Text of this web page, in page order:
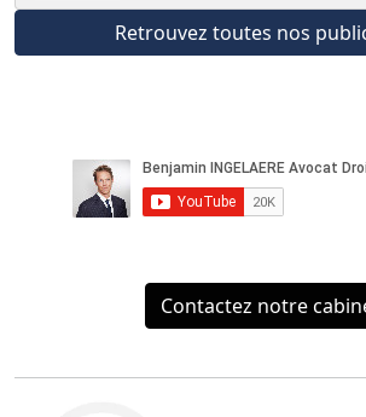
Retrouvez toutes nos
Contactez notre